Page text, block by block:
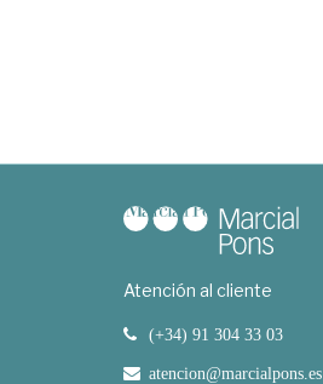
Atención al cliente
(+34) 91 304 33 03
atencion@marcialpons.es